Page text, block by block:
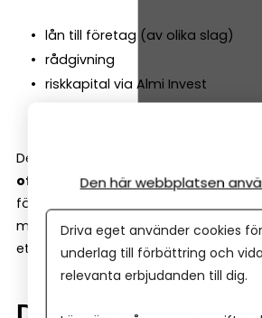
lån till företag (av olika slag)
rådgivning
riskkapital via Almi Invest
verifieringsmedel
Den viktigaste skillnaden mot en
ofta kan ta större risk.Det gör att
företag tidigare i utvecklingen men
möjliggör satsningar tillsammans
etablerade företag.
Den här webbplatsen
Driva eget använder cookies
underlag till förbättring och
relevanta erbjudanden till dig.